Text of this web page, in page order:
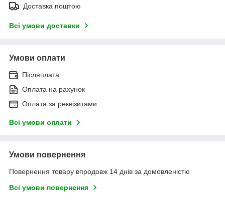
Доставка поштою
Всі умови доставки
Умови оплати
Післяплата
Оплата на рахунок
Оплата за реквізитами
Всі умови оплати
Умови повернення
Повернення товару впродовж 14 днів за домовленістю
Всі умови повернення